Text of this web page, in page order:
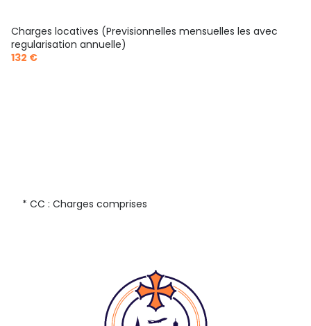
interphone
Charges locatives (Previsionnelles mensuelles les avec
regularisation annuelle)
132 €
* CC : Charges comprises